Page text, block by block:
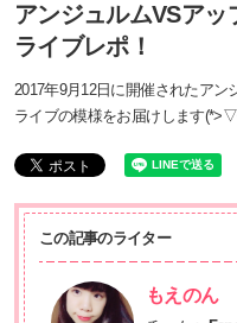
アンジュルムVSア
ライブレポ！
2017年9月12日に開催されたア
ライブの模様をお届けします
この記事のライター
もえのん